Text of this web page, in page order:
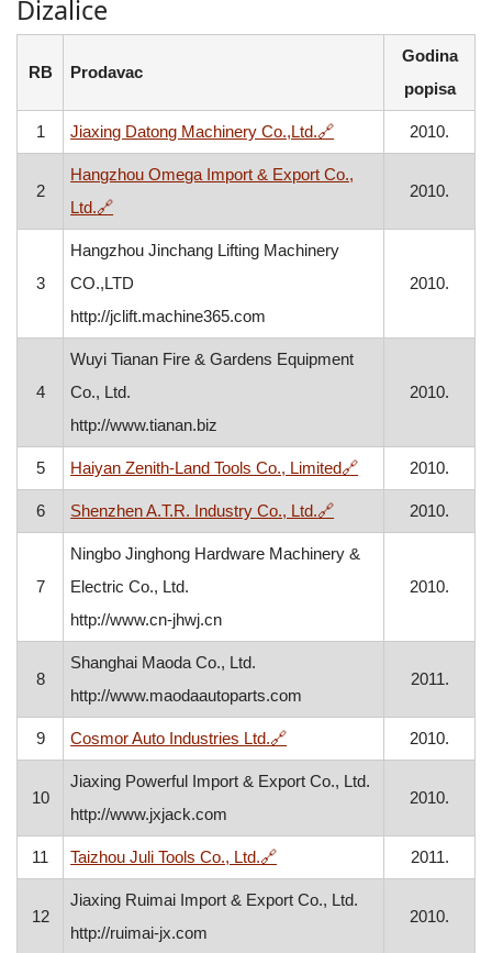
Dizalice
RB Prodavac
Godina
popisa
1 Jiaxing Datong Machinery Co.,Ltd.🔗, otvara se u novom
2010.
2
Hangzhou Omega Import & Export Co.,
Ltd.🔗, otvara se u novom prozoru
2010.
3
Hangzhou Jinchang Lifting Machinery
CO.,LTD
http://jclift.machine365.com
2010.
4
Wuyi Tianan Fire & Gardens Equipment
Co., Ltd.
http://www.tianan.biz
2010.
5 Haiyan Zenith-Land Tools Co., Limited🔗, otvara se u
2010.
6 Shenzhen A.T.R. Industry Co., Ltd.🔗, otvara se u novom
2010.
7
Ningbo Jinghong Hardware Machinery &
Electric Co., Ltd.
http://www.cn-jhwj.cn
2010.
8
Shanghai Maoda Co., Ltd.
http://www.maodaautoparts.com
2011.
9 Cosmor Auto Industries Ltd.🔗, otvara se u novom prozoru
2010.
10
Jiaxing Powerful Import & Export Co., Ltd.
http://www.jxjack.com
2010.
11 Taizhou Juli Tools Co., Ltd.🔗, otvara se u novom prozoru
2011.
12
Jiaxing Ruimai Import & Export Co., Ltd.
http://ruimai-jx.com
2010.